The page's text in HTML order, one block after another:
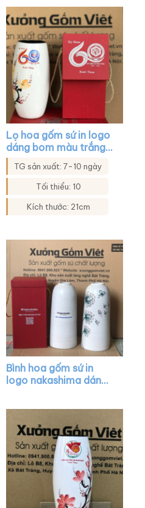
Lọ hoa gốm sứ in logo
dáng bom màu trắng
họa tiết mai đào XG-
LH29
TG sản xuất: 7-10 ngày
Tối thiểu: 10
Kích thước: 21cm
Bình hoa gốm sứ in
logo nakashima dáng